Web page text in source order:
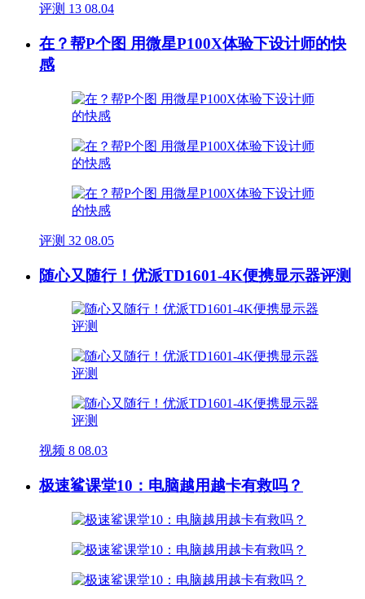
评测 13 08.04
在？帮P个图 用微星P100X体验下设计师的快
感
评测 32 08.05
随心又随行！优派TD1601-4K便携显示器评测
视频 8 08.03
极速鲨课堂10：电脑越用越卡有救吗？